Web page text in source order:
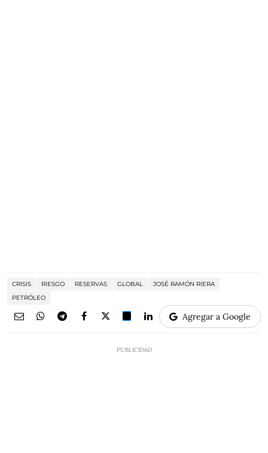
CRISIS RIESGO RESERVAS GLOBAL
JOSÉ RAMÓN RIERA
PETRÓLEO
Agregar a Google